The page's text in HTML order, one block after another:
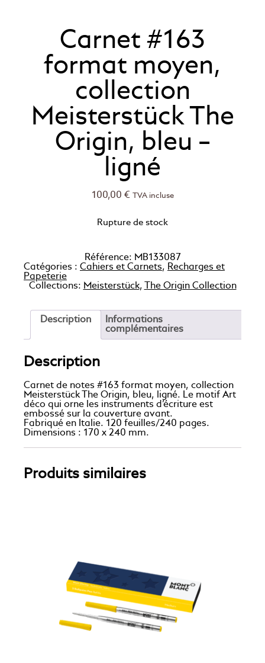
Carnet #163
format moyen,
collection
Meisterstück The
Origin, bleu –
ligné
100,00 € TVA incluse
Rupture de stock
Référence: MB133087
Catégories : Cahiers et Carnets, Recharges et
Papeterie
Collections: Meisterstück, The Origin Collection
Description
Informations
complémentaires
Description
Carnet de notes #163 format moyen, collection
Meisterstück The Origin, bleu, ligné. Le motif Art
déco qui orne les instruments d’écriture est
embossé sur la couverture avant.
Fabriqué en Italie. 120 feuilles/240 pages.
Dimensions : 170 x 240 mm.
Produits similaires